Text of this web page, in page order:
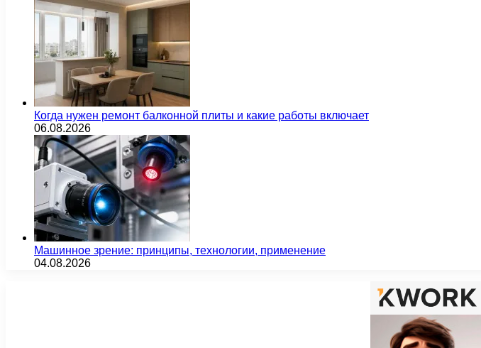
Когда нужен ремонт балконной плиты и какие работы включает
06.08.2026
Машинное зрение: принципы, технологии, применение
04.08.2026